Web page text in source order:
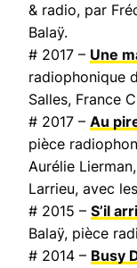
& radio, par
Balaÿ.
# 2017 – Une
radiophonique
Salles, France
# 2017 – Au
pièce
Aurélie
Larrieu, avec
# 2015 – S’il
Balaÿ, pièce
# 2014 – Busy